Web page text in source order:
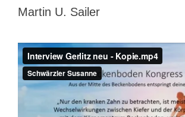
Martin U. Sailer